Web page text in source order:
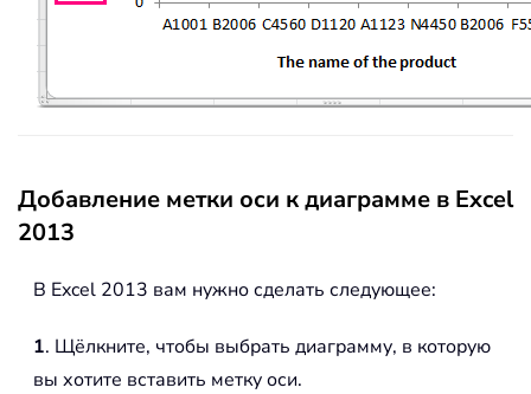
Добавление метки оси к диаграмме в Excel
2013
В Excel 2013 вам нужно сделать следующее:
1. Щёлкните, чтобы выбрать диаграмму, в которую
вы хотите вставить метку оси.